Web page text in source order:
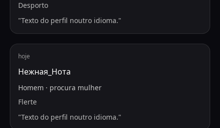
Desporto
"Texto do perfil noutro idioma."
hoje
Нежная_Нота
Homem · procura mulher
Flerte
"Texto do perfil noutro idioma."